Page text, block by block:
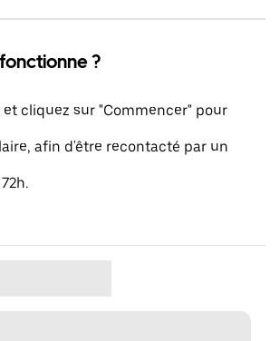
?
cliquez sur "Commencer" pour
afin d'être recontacté par un